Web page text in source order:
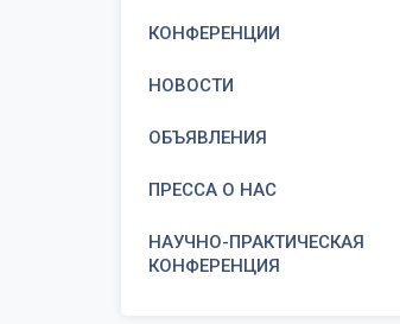
КОНФЕРЕНЦИИ
НОВОСТИ
ОБЪЯВЛЕНИЯ
ПРЕССА О НАС
НАУЧНО-ПРАКТИЧЕСКАЯ
КОНФЕРЕНЦИЯ